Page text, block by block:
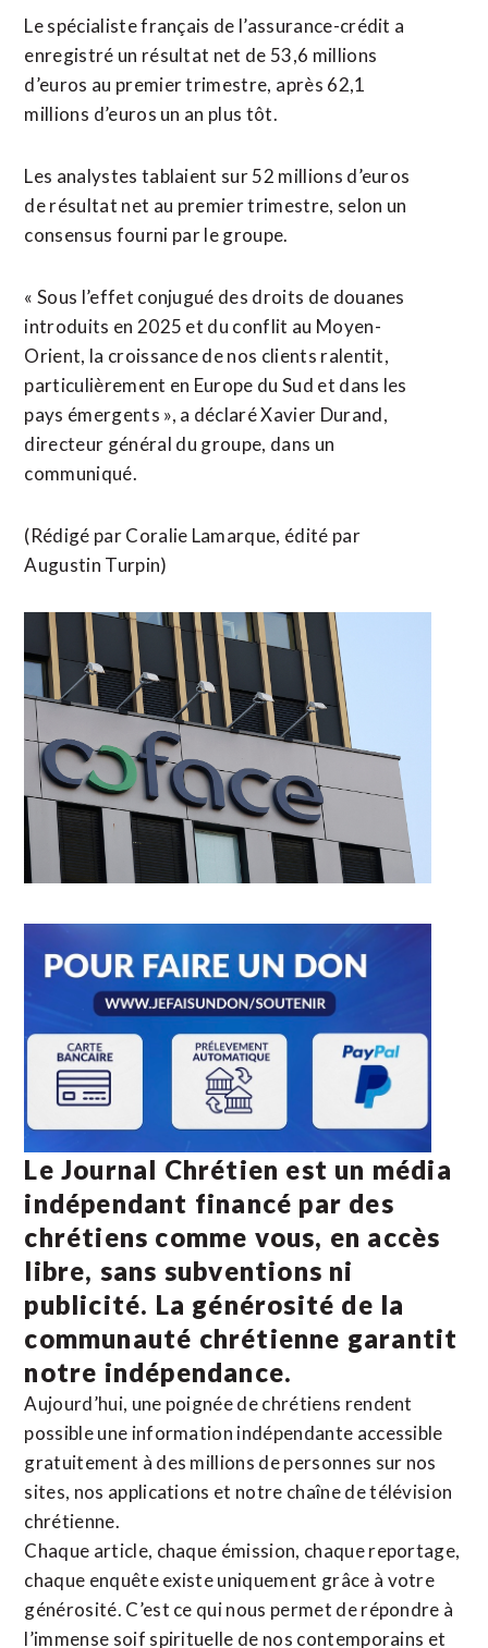
Le ​spécialiste français de l’assurance-crédit a
enregistré un résultat net de 53,6 millions
d’euros au premier trimestre, ⁠après 62,1
millions ⁠d’euros un an plus tôt.
Les analystes tablaient sur 52 millions d’euros
de résultat net ⁠au premier ‌trimestre, selon un
consensus fourni ⁠par le ​groupe.
« Sous l’effet ​conjugué des droits de douanes ​
introduits en 2025 et du conflit ‌au Moyen-
Orient, ​la croissance de nos clients ​ralentit,
particulièrement en Europe du Sud et dans les
pays émergents », a déclaré Xavier Durand,
directeur général ⁠du groupe, dans un
communiqué.
(Rédigé par Coralie ​Lamarque, édité par ​
Augustin Turpin)
Le Journal Chrétien est un média
indépendant financé par des
chrétiens comme vous, en accès
libre, sans subventions ni
publicité. La générosité de la
communauté chrétienne garantit
notre indépendance.
Aujourd’hui, une poignée de chrétiens rendent
possible une information indépendante accessible
gratuitement à des millions de personnes sur nos
sites, nos applications et notre chaîne de télévision
chrétienne.
Chaque article, chaque émission, chaque reportage,
chaque enquête existe uniquement grâce à votre
générosité. C’est ce qui nous permet de répondre à
l’immense soif spirituelle de nos contemporains et